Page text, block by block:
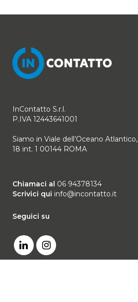
InContatto S.r.l.
P.IVA 12443641001
Siamo in Viale dell’Oceano Atlantico,
18 int. 1 00144 ROMA
Chiamaci al 06 94378134
Scrivici qui info@incontatto.it
Seguici su